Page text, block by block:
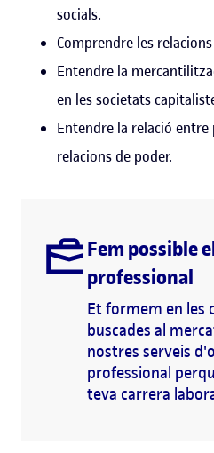
socials.
Comprendre les
Entendre la
en les societats
Entendre la relació
relacions de poder.
Fem possible
professional
Et formem en les
buscades al
nostres serveis
professional
teva carrera